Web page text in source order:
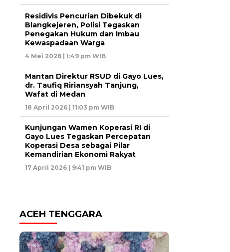
Residivis Pencurian Dibekuk di
Blangkejeren, Polisi Tegaskan
Penegakan Hukum dan Imbau
Kewaspadaan Warga
4 Mei 2026 | 1:49 pm WIB
Mantan Direktur RSUD di Gayo Lues,
dr. Taufiq Ririansyah Tanjung,
Wafat di Medan
18 April 2026 | 11:03 pm WIB
Kunjungan Wamen Koperasi RI di
Gayo Lues Tegaskan Percepatan
Koperasi Desa sebagai Pilar
Kemandirian Ekonomi Rakyat
17 April 2026 | 9:41 pm WIB
ACEH TENGGARA